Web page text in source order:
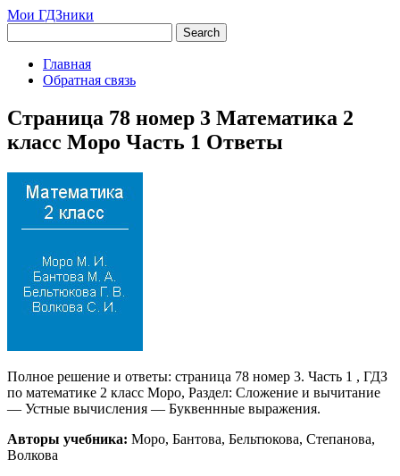
Мои ГДЗники
Главная
Обратная связь
Страница 78 номер 3 Математика 2
класс Моро Часть 1 Ответы
Полное решение и ответы: страница 78 номер 3. Часть 1 , ГДЗ
по математике 2 класс Моро, Раздел: Сложение и вычитание
— Устные вычисления — Буквеннные выражения.
Авторы учебника: Моро, Бантова, Бельтюкова, Степанова,
Волкова